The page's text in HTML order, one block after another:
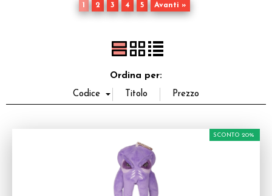
Giocattoli e Gadget
1
2 3 4 5 Avanti »
Ordina per:
SCONTO 20%